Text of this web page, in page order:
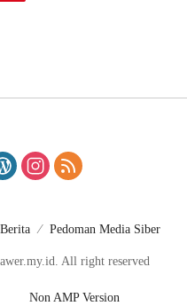
Pedoman Media Siber
All right reserved
Non AMP Version